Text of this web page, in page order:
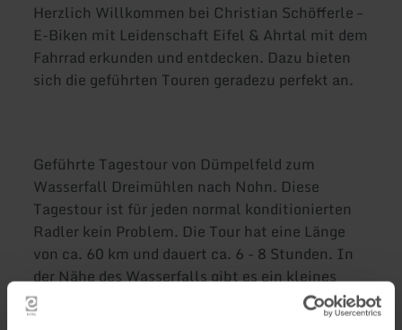
Herzlich Willkommen bei Christian Schöfferle –
E-Biken mit Leidenschaft Eifel & Ahrtal mit dem
Fahrrad erkunden und entdecken. Dazu bieten
sich die geführten Touren geradezu perfekt an.
Geführte Tagestour von Dümpelfeld zum
Wasserfall Dreimühlen nach Nohn. Diese
Tagestour ist für jeden normal konditionierten
Radler kein Problem. Die Tour hat eine Länge
von ca. 60 km und dauert ca. 6 - 8 Stunden. In
der Nähe des Wasserfalls gibt es ein kleines
Café, mit Einkehr. Nach der Pause und
Besichtigung des Wasserfalls, geht es wieder